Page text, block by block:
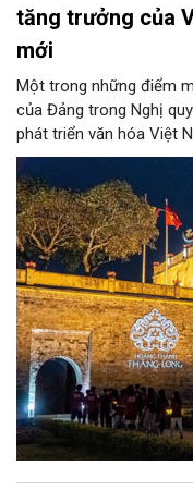
tăng trưởng của
mới
Một trong những điểm
của Đảng trong Nghị
phát triển văn hóa Việt
và phát huy giá trị di
xã hội và du lịch”; đồng
triển kinh tế di sản”.